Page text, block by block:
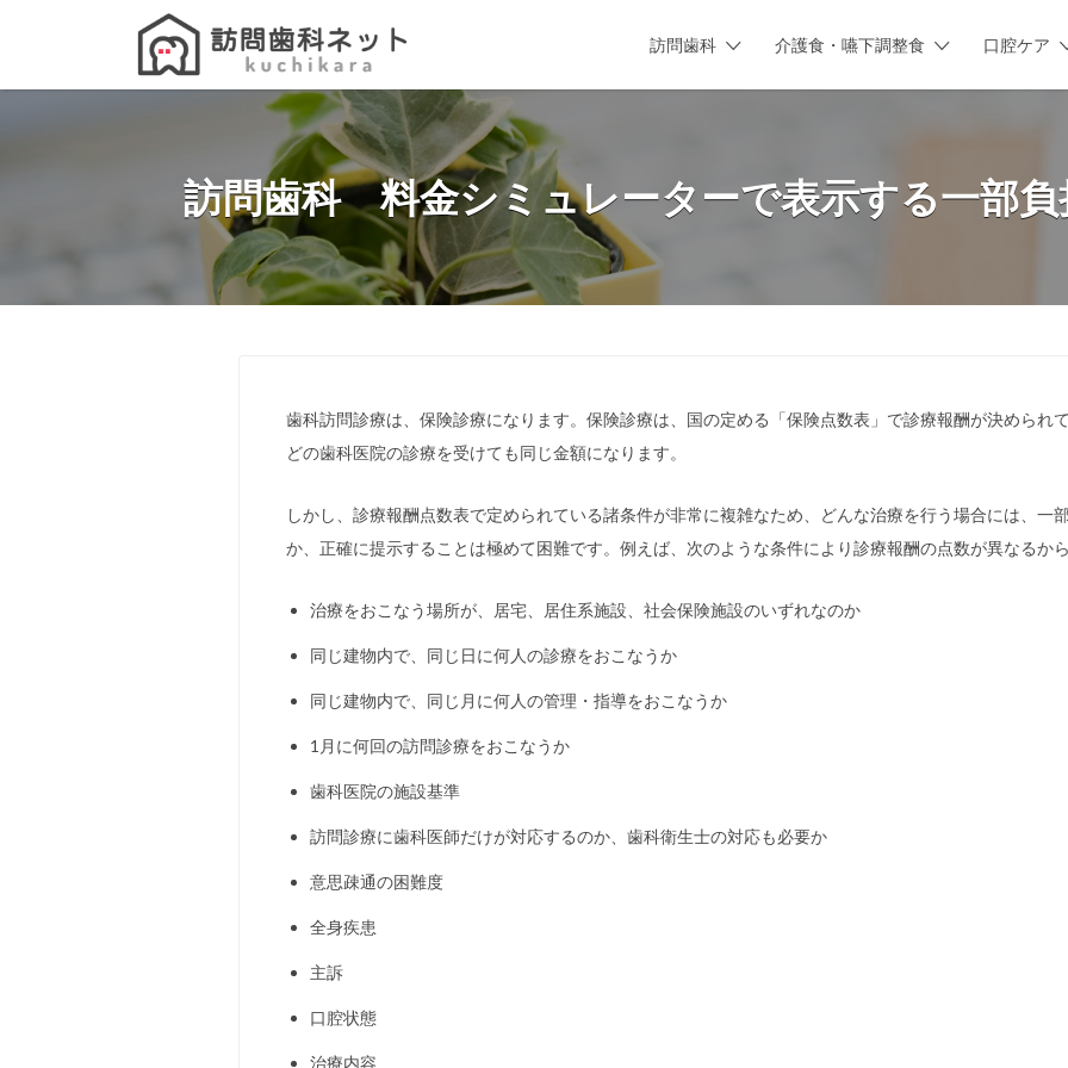
訪問歯科 介護食・嚥下調整食 口腔ケア
Search
訪問歯科 料金シミュレーターで表示する一部
歯科訪問診療は、保険診療になります。保険診療は、国の定める「保険点数表」で診療報酬が決められ
どの歯科医院の診療を受けても同じ金額になります。
しかし、診療報酬点数表で定められている諸条件が非常に複雑なため、どんな治療を行う場合には、一
か、正確に提示することは極めて困難です。例えば、次のような条件により診療報酬の点数が異なるか
治療をおこなう場所が、居宅、居住系施設、社会保険施設のいずれなのか
同じ建物内で、同じ日に何人の診療をおこなうか
同じ建物内で、同じ月に何人の管理・指導をおこなうか
1月に何回の訪問診療をおこなうか
歯科医院の施設基準
訪問診療に歯科医師だけが対応するのか、歯科衛生士の対応も必要か
意思疎通の困難度
全身疾患
主訴
口腔状態
治療内容